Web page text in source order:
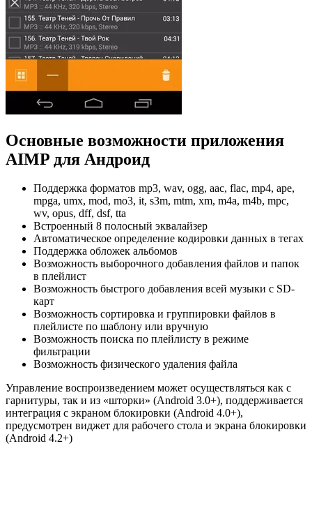
Основные возможности приложения
AIMP для Андроид
Поддержка форматов mp3, wav, ogg, aac, flac, mp4, ape,
mpga, umx, mod, mo3, it, s3m, mtm, xm, m4a, m4b, mpc,
wv, opus, dff, dsf, tta
Встроенный 8 полосный эквалайзер
Автоматическое определение кодировки данных в тегах
Поддержка обложек альбомов
Возможность выборочного добавления файлов и папок
в плейлист
Возможность быстрого добавления всей музыки с SD-
карт
Возможность сортировка и группировки файлов в
плейлисте по шаблону или вручную
Возможность поиска по плейлисту в режиме
фильтрации
Возможность физического удаления файла
Управление воспроизведением может осуществляться как с
гарнитуры, так и из «шторки» (Android 3.0+), поддерживается
интеграция с экраном блокировки (Android 4.0+),
предусмотрен виджет для рабочего стола и экрана блокировки
(Android 4.2+)